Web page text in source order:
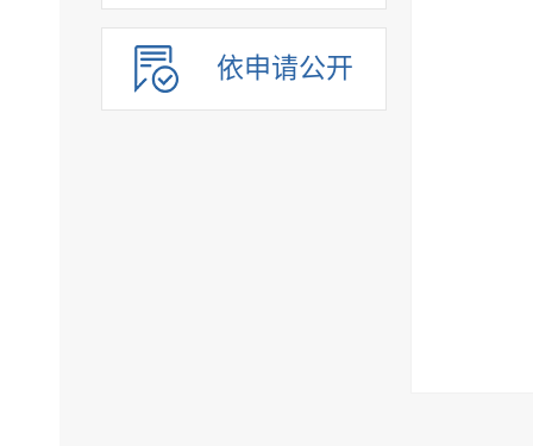
重点领域
法制政府建设工作年报
依申请公开